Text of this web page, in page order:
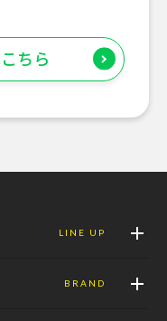
ちら
LINE UP
BRAND